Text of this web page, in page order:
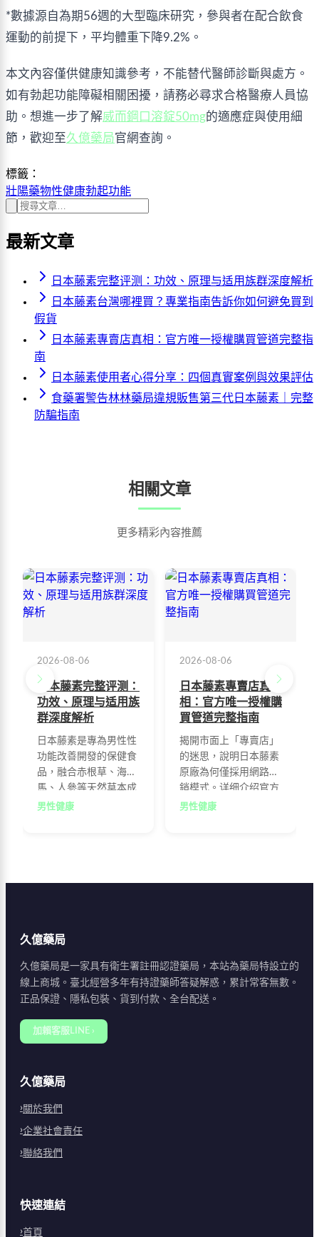
*數據源自為期56週的大型臨床研究，參與者在配合飲食
運動的前提下，平均體重下降9.2%。
本文內容僅供健康知識參考，不能替代醫師診斷與處方。
如有勃起功能障礙相關困擾，請務必尋求合格醫療人員協
助。想進一步了解威而鋼口溶錠50mg的適應症與使用細
節，歡迎至久億藥局官網查詢。
標籤：
壯陽藥物性健康勃起功能
最新文章
日本藤素完整评测：功效、原理与适用族群深度解析
日本藤素台灣哪裡買？專業指南告訴你如何避免買到
假貨
日本藤素專賣店真相：官方唯一授權購買管道完整指
南
日本藤素使用者心得分享：四個真實案例與效果評估
食藥署警告林林藥局違規販售第三代日本藤素｜完整
防騙指南
相關文章
更多精彩內容推薦
2026-08-06
日本藤素完整评测：
功效、原理与适用族
群深度解析
日本藤素是專為男性性
功能改善開發的保健食
品，融合赤根草、海
馬、人參等天然草本成
分。本文深入解析藤素
體。詳細說明其作用原
男性健康
2026-08-06
日本藤素專賣店真
相：官方唯一授權購
買管道完整指南
揭開市面上「專賣店」
的迷思，說明日本藤素
原廠為何僅採用網路直
銷模式。详细介绍官方
網站特色、購物流程及
費權益。
男性健康
久億藥局
久億藥局是一家具有衛生署註冊認證藥局，本站為藥局特設立的
線上商城。臺北經營多年有持證藥師答疑解惑，累計常客無數。
正品保證、隱私包裝、貨到付款、全台配送。
加賴客服LINE ›
久億藥局
關於我們
企業社會責任
聯絡我們
快速連結
首頁